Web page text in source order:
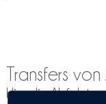
Transfers
Hier die